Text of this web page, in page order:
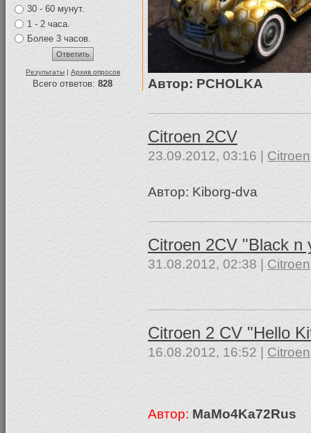
30 - 60 мунут.
1 - 2 часа.
Более 3 часов.
Результаты | Архив опросов
Всего ответов:828 Автор: PCHOLKA
Citroen 2CV
23.09.2012, 03:16 | Citroen
Автор: Kiborg-dva
Citroen 2CV "Black n
31.08.2012, 02:38 | Citroen
Citroen 2 CV "Hello
16.08.2012, 16:52 | Citroen
Автор: MaMo4Ka72Rus